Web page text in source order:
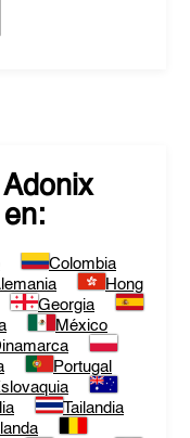
Adonix
Colombia
Hong
Georgia
México
Portugal
Tailandia